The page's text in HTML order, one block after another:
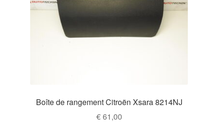
Boîte de rangement Citroën Xsara 8214NJ
€61,00